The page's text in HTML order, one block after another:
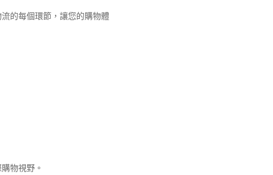
的每個環節，讓您的購物體
物視野。